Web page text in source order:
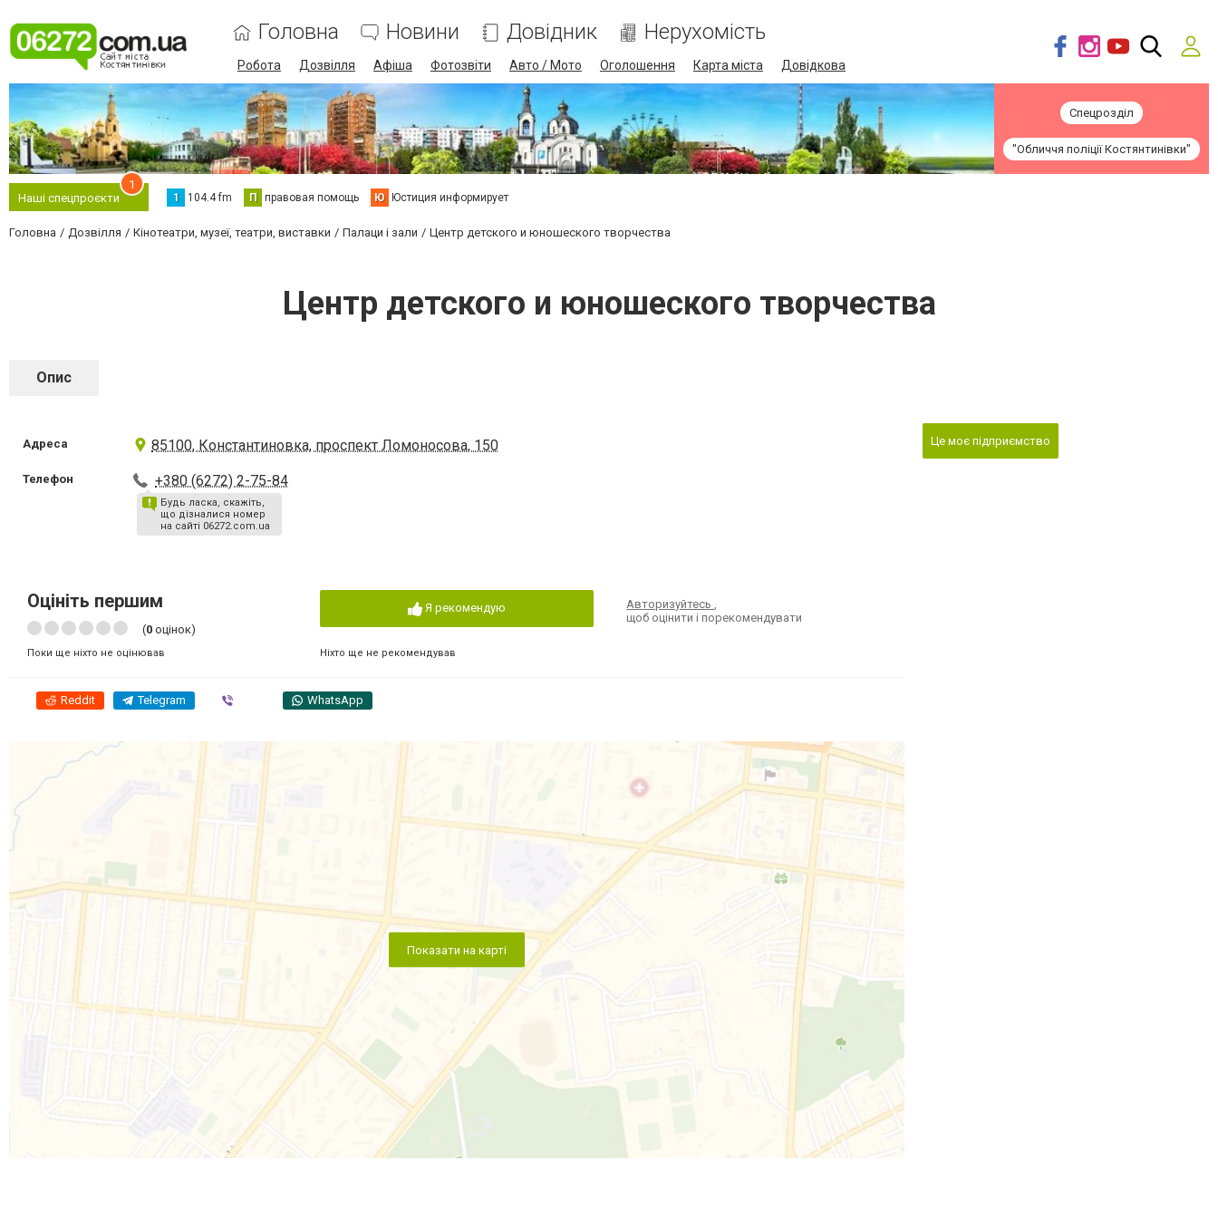
Головна Новини Довідник Нерухомість
Робота Дозвілля Афіша Фотозвіти Авто / Мото Оголошення Карта міста Довідкова
Спецрозділ
"Обличчя поліції Костянтинівки"
Наші спецпроєкти
1
1 104.4 fm П правовая помощь Ю Юстиция информирует
Головна Дозвілля Кінотеатри, музеї, театри, виставки Палаци і зали Центр детского и юношеского творчества
Центр детского и юношеского творчества
Опис
Адреса 85100, Константиновка, проспект Ломоносова, 150
Телефон +380 (6272) 2-75-84
Будь ласка, скажіть,
що дізналися номер
на сайті 06272.com.ua
Оцініть першим
(0 оцінок)
Поки ще ніхто не оцінював
Я рекомендую
Ніхто ще не рекомендував
Авторизуйтесь,
щоб оцінити і порекомендувати
Reddit Telegram WhatsApp
Показати на карті
Це моє підприємство